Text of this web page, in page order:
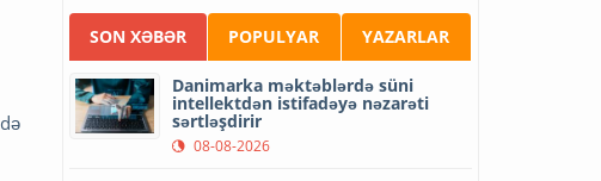
SON XƏBƏR POPULYAR YAZARLAR
Danimarka məktəblərdə süni
intellektdən istifadəyə nəzarəti
sərtləşdirir
08-08-2026